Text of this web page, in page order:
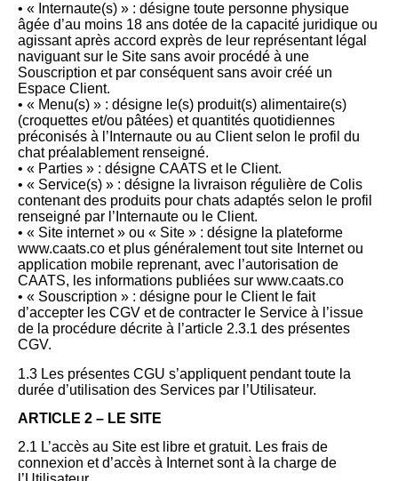
• « Internaute(s) » : désigne toute personne physique
âgée d’au moins 18 ans dotée de la capacité juridique ou
agissant après accord exprès de leur représentant légal
naviguant sur le Site sans avoir procédé à une
Souscription et par conséquent sans avoir créé un
Espace Client.
• « Menu(s) » : désigne le(s) produit(s) alimentaire(s)
(croquettes et/ou pâtées) et quantités quotidiennes
préconisés à l’Internaute ou au Client selon le profil du
chat préalablement renseigné.
• « Parties » : désigne CAATS et le Client.
• « Service(s) » : désigne la livraison régulière de Colis
contenant des produits pour chats adaptés selon le profil
renseigné par l’Internaute ou le Client.
• « Site internet » ou « Site » : désigne la plateforme
www.caats.co et plus généralement tout site Internet ou
application mobile reprenant, avec l’autorisation de
CAATS, les informations publiées sur www.caats.co
• « Souscription » : désigne pour le Client le fait
d’accepter les CGV et de contracter le Service à l’issue
de la procédure décrite à l’article 2.3.1 des présentes
CGV.
1.3 Les présentes CGU s’appliquent pendant toute la
durée d’utilisation des Services par l’Utilisateur.
ARTICLE 2 – LE SITE
2.1 L’accès au Site est libre et gratuit. Les frais de
connexion et d’accès à Internet sont à la charge de